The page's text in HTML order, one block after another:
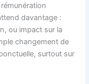
davantage :
ou impact sur la
changement de
surtout sur